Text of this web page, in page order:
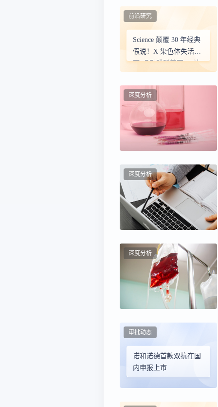
Science 颠覆 30 年经典
假说！X 染色体失活反
而“吸引跳跃基因”，放
前沿研究
深度分析
深度分析
深度分析
诺和诺德首款双抗在国
内申报上市
审批动态